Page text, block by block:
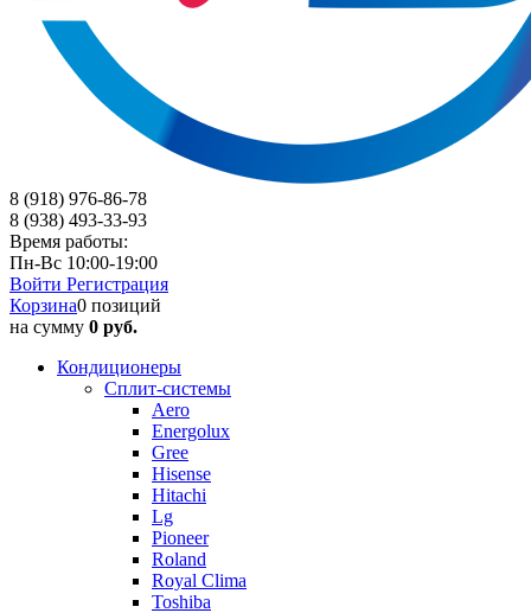
8 (918) 976-86-78
8 (938) 493-33-93
Время работы:
Пн-Вс 10:00-19:00
Войти Регистрация
Корзина0 позиций
на сумму 0 руб.
Кондиционеры
Сплит-системы
Aero
Energolux
Gree
Hisense
Hitachi
Lg
Pioneer
Roland
Royal Clima
Toshiba